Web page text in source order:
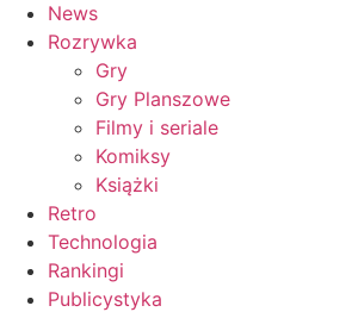
News
Rozrywka
Gry
Gry Planszowe
Filmy i seriale
Komiksy
Książki
Retro
Technologia
Rankingi
Publicystyka